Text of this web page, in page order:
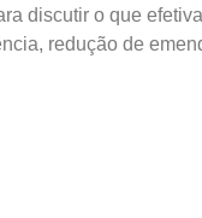
discutir o que
redução de